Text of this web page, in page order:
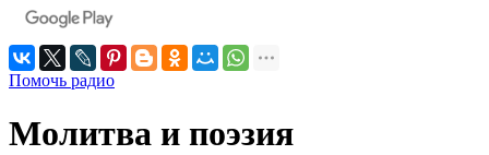
Помочь радио
Молитва и поэзия